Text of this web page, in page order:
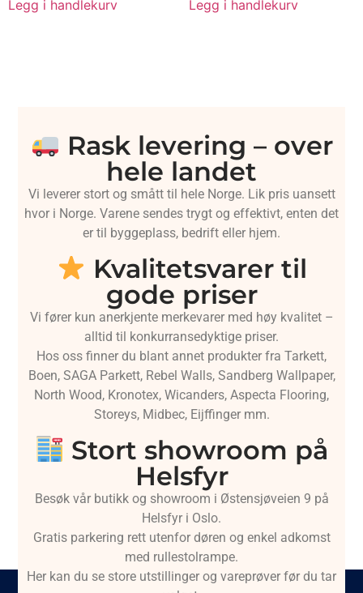
Legg i handlekurv Legg i handlekurv
Rask levering – over
hele landet
Vi leverer stort og smått til hele Norge. Lik pris uansett
hvor i Norge. Varene sendes trygt og effektivt, enten det
er til byggeplass, bedrift eller hjem.
Kvalitetsvarer til
gode priser
Vi fører kun anerkjente merkevarer med høy kvalitet –
alltid til konkurransedyktige priser.
Hos oss finner du blant annet produkter fra Tarkett,
Boen, SAGA Parkett, Rebel Walls, Sandberg Wallpaper,
North Wood, Kronotex, Wicanders, Aspecta Flooring,
Storeys, Midbec, Eijffinger mm.
Stort showroom på
Helsfyr
Besøk vår butikk og showroom i Østensjøveien 9 på
Helsfyr i Oslo.
Gratis parkering rett utenfor døren og enkel adkomst
med rullestolrampe.
Her kan du se store utstillinger og vareprøver før du tar